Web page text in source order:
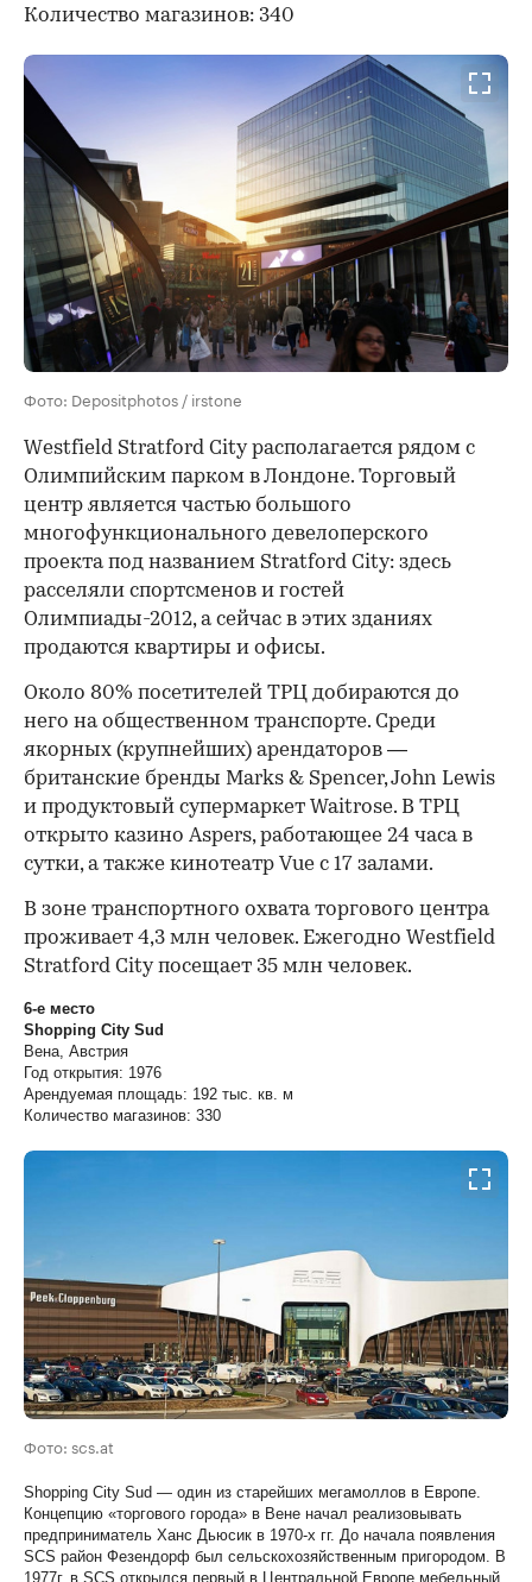
Количество магазинов: 340
Фото: Depositphotos / irstone
Westfield Stratford City располагается рядом с
Олимпийским парком в Лондоне. Торговый
центр является частью большого
многофункционального девелоперского
проекта под названием Stratford City: здесь
расселяли спортсменов и гостей
Олимпиады-2012, а сейчас в этих зданиях
продаются квартиры и офисы.
Около 80% посетителей ТРЦ добираются до
него на общественном транспорте. Среди
якорных (крупнейших) арендаторов —
британские бренды Marks & Spencer, John Lewis
и продуктовый супермаркет Waitrose. В ТРЦ
открыто казино Aspers, работающее 24 часа в
сутки, а также кинотеатр Vue с 17 залами.
В зоне транспортного охвата торгового центра
проживает 4,3 млн человек. Ежегодно Westfield
Stratford City посещает 35 млн человек.
6-е место
Shopping City Sud
Вена, Австрия
Год открытия: 1976
Арендуемая площадь: 192 тыс. кв. м
Количество магазинов: 330
Фото: scs.at
Shopping City Sud — один из старейших мегамоллов в Европе.
Концепцию «торгового города» в Вене начал реализовывать
предприниматель Ханс Дьюсик в 1970-х гг. До начала появления
SCS район Фезендорф был сельскохозяйственным пригородом. В
1977г. в SCS открылся первый в Центральной Европе мебельный